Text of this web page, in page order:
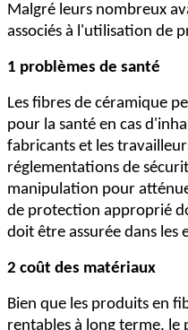
Malgré leurs nombreux
associés à l'utilisation de
1 problèmes de santé
Les fibres de céramique
pour la santé en cas
fabricants et les
réglementations de
manipulation pour
de protection approprié
doit être assurée dans les
2 coût des matériaux
Bien que les produits en
rentables à long terme,